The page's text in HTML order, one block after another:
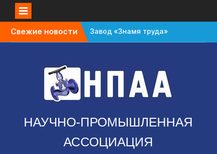
Свежие новости
Завод «Знамя труда»
планируют признать
Санкт-Петербурге
перенесли с октября
на апрель
зафиксировали спад в
промышленности
НАУЧНО-ПРОМЫШЛЕННАЯ
АССОЦИАЦИЯ